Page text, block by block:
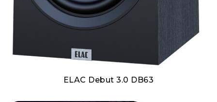
ELAC Debut 3.0 DB63